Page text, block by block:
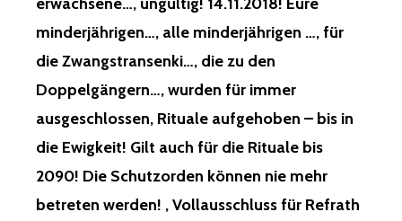
minderjährigen…, alle minderjährigen …, für
die Zwangstransenki…, die zu den
Doppelgängern…, wurden für immer
ausgeschlossen, Rituale aufgehoben – bis in
die Ewigkeit! Gilt auch für die Rituale bis
2090! Die Schutzorden können nie mehr
betreten werden! , Vollausschluss für Refrath